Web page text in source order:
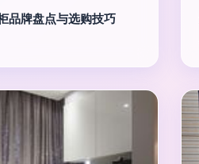
品牌盘点与选购技巧